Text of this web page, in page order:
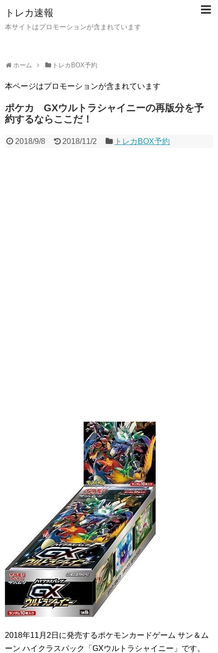
トレカ速報
本サイトはプロモーションが含まれています
ホーム トレカBOX予約
本ページはプロモーションが含まれています
ポケカ GXウルトラシャイニーの再版分を予
約するならここだ！
2018/9/8 2018/11/2 トレカBOX予約
2018年11月2日に発売するポケモンカードゲーム サン＆ム
ーン ハイクラスパック「GXウルトラシャイニー」です。